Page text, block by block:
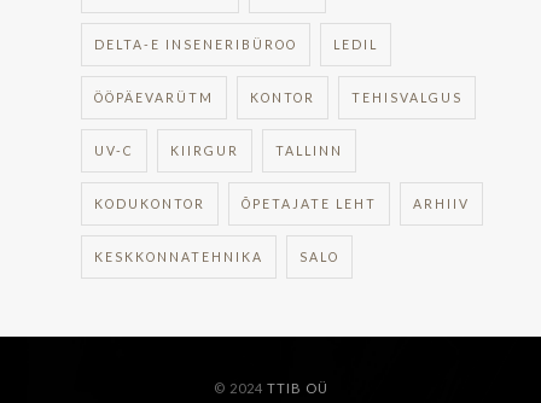
DELTA-E INSENERIBÜROO LEDIL
ÖÖPÄEVARÜTM KONTOR TEHISVALGUS
UV-C KIIRGUR TALLINN
KODUKONTOR ÕPETAJATE LEHT ARHIIV
KESKKONNATEHNIKA SALO
© 2024 TTIB OÜ